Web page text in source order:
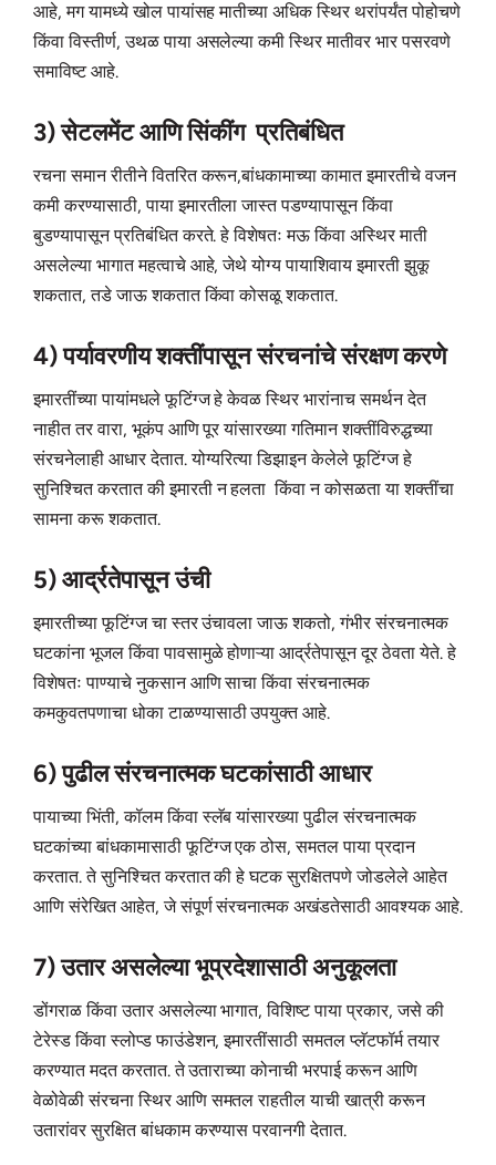
आहे, मग यामध्ये खोल पायांसह मातीच्या अधिक स्थिर थरांपर्यंत पोहोचणे
किंवा विस्तीर्ण, उथळ पाया असलेल्या कमी स्थिर मातीवर भार पसरवणे
समाविष्ट आहे.
3) सेटलमेंट आणि सिंकींग प्रतिबंधित
रचना समान रीतीने वितरित करून,बांधकामाच्या कामात इमारतीचे वजन
कमी करण्यासाठी, पाया इमारतीला जास्त पडण्यापासून किंवा
बुडण्यापासून प्रतिबंधित करते. हे विशेषतः मऊ किंवा अस्थिर माती
असलेल्या भागात महत्वाचे आहे, जेथे योग्य पायाशिवाय इमारती झुकू
शकतात, तडे जाऊ शकतात किंवा कोसळू शकतात.
4) पर्यावरणीय शक्तींपासून संरचनांचे संरक्षण करणे
इमारतींच्या पायांमधले फूटिंग्ज हे केवळ स्थिर भारांनाच समर्थन देत
नाहीत तर वारा, भूकंप आणि पूर यांसारख्या गतिमान शक्तींविरुद्धच्या
संरचनेलाही आधार देतात. योग्यरित्या डिझाइन केलेले फूटिंग्ज हे
सुनिश्चित करतात की इमारती न हलता किंवा न कोसळता या शक्तींचा
सामना करू शकतात.
5) आर्द्रतेपासून उंची
इमारतीच्या फूटिंग्ज चा स्तर उंचावला जाऊ शकतो, गंभीर संरचनात्मक
घटकांना भूजल किंवा पावसामुळे होणाऱ्या आर्द्रतेपासून दूर ठेवता येते. हे
विशेषतः पाण्याचे नुकसान आणि साचा किंवा संरचनात्मक
कमकुवतपणाचा धोका टाळण्यासाठी उपयुक्त आहे.
6) पुढील संरचनात्मक घटकांसाठी आधार
पायाच्या भिंती, कॉलम किंवा स्लॅब यांसारख्या पुढील संरचनात्मक
घटकांच्या बांधकामासाठी फूटिंग्ज एक ठोस, समतल पाया प्रदान
करतात. ते सुनिश्चित करतात की हे घटक सुरक्षितपणे जोडलेले आहेत
आणि संरेखित आहेत, जे संपूर्ण संरचनात्मक अखंडतेसाठी आवश्यक आहे.
7) उतार असलेल्या भूप्रदेशासाठी अनुकूलता
डोंगराळ किंवा उतार असलेल्या भागात, विशिष्ट पाया प्रकार, जसे की
टेरेस्ड किंवा स्लोप्ड फाउंडेशन, इमारतींसाठी समतल प्लॅटफॉर्म तयार
करण्यात मदत करतात. ते उताराच्या कोनाची भरपाई करून आणि
वेळोवेळी संरचना स्थिर आणि समतल राहतील याची खात्री करून
उतारांवर सुरक्षित बांधकाम करण्यास परवानगी देतात.